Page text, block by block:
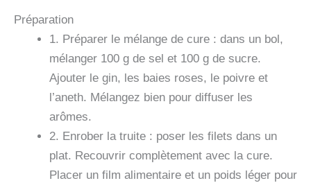
Préparation
1. Préparer le mélange de cure : dans un bol,
mélanger 100 g de sel et 100 g de sucre.
Ajouter le gin, les baies roses, le poivre et
l’aneth. Mélangez bien pour diffuser les
arômes.
2. Enrober la truite : poser les filets dans un
plat. Recouvrir complètement avec la cure.
Placer un film alimentaire et un poids léger pour